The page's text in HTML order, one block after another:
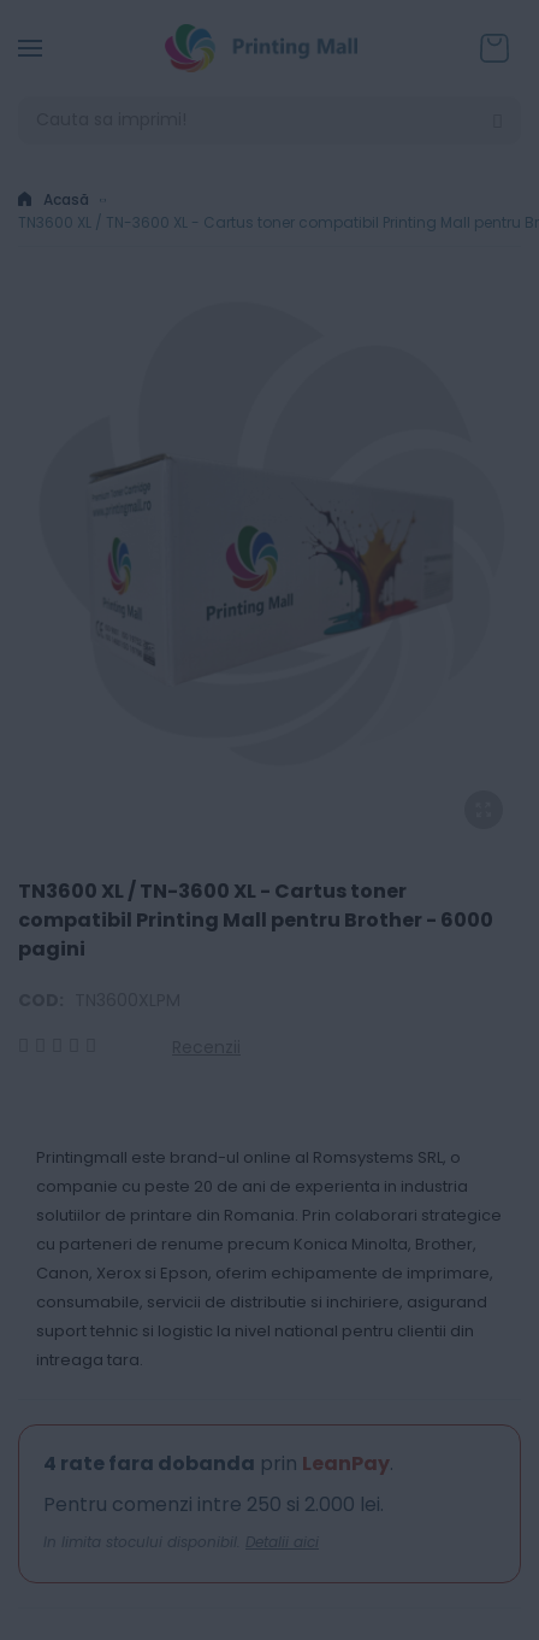
Acasă
TN3600 XL / TN-3600 XL - Cartus toner compatibil Printing Mall pentru
TN3600 XL / TN-3600 XL - Cartus toner
compatibil Printing Mall pentru Brother - 6000
pagini
Printingmall este brand-ul online al Romsystems SRL, o
companie cu peste 20 de ani de experienta in industria
solutiilor de printare din Romania. Prin colaborari strategice
cu parteneri de renume precum Konica Minolta, Brother,
Canon, Xerox si Epson, oferim echipamente de imprimare,
consumabile, servicii de distributie si inchiriere, asigurand
suport tehnic si logistic la nivel national pentru clientii din
intreaga tara.
4 rate fara dobanda prin LeanPay.
Pentru comenzi intre 250 si 2.000 lei.
In limita stocului disponibil. Detalii aici